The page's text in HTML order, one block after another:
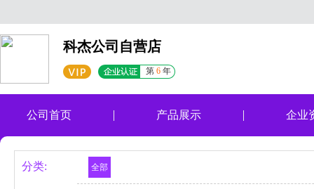
科杰公司自营店
第 6 年
公司首页 产品展示 企业
分类: 全部